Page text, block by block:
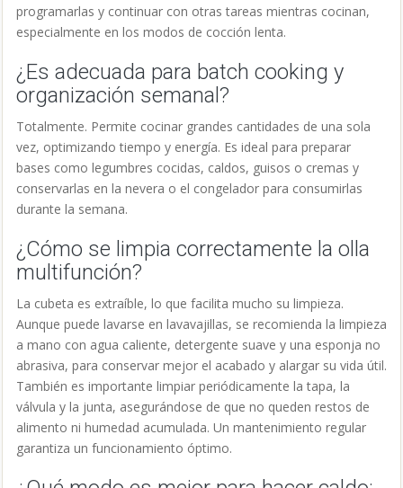
programarlas y continuar con otras tareas mientras cocinan,
especialmente en los modos de cocción lenta.
¿Es adecuada para batch cooking y
organización semanal?
Totalmente. Permite cocinar grandes cantidades de una sola
vez, optimizando tiempo y energía. Es ideal para preparar
bases como legumbres cocidas, caldos, guisos o cremas y
conservarlas en la nevera o el congelador para consumirlas
durante la semana.
¿Cómo se limpia correctamente la olla
multifunción?
La cubeta es extraíble, lo que facilita mucho su limpieza.
Aunque puede lavarse en lavavajillas, se recomienda la limpieza
a mano con agua caliente, detergente suave y una esponja no
abrasiva, para conservar mejor el acabado y alargar su vida útil.
También es importante limpiar periódicamente la tapa, la
válvula y la junta, asegurándose de que no queden restos de
alimento ni humedad acumulada. Un mantenimiento regular
garantiza un funcionamiento óptimo.